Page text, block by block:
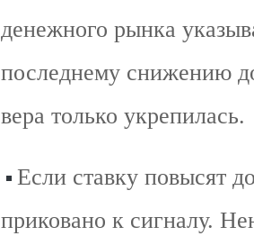
денежного рынка
последнему снижению
вера только укрепилась.
Если ставку повысят
приковано к сигналу.